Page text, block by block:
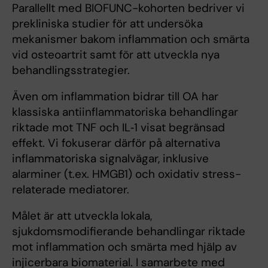
Parallellt med BIOFUNC-kohorten bedriver vi
prekliniska studier för att undersöka
mekanismer bakom inflammation och smärta
vid osteoartrit samt för att utveckla nya
behandlingsstrategier.
Även om inflammation bidrar till OA har
klassiska antiinflammatoriska behandlingar
riktade mot TNF och IL‑1 visat begränsad
effekt. Vi fokuserar därför på alternativa
inflammatoriska signalvägar, inklusive
alarminer (t.ex. HMGB1) och oxidativ stress-
relaterade mediatorer.
Målet är att utveckla lokala,
sjukdomsmodifierande behandlingar riktade
mot inflammation och smärta med hjälp av
injicerbara biomaterial. I samarbete med